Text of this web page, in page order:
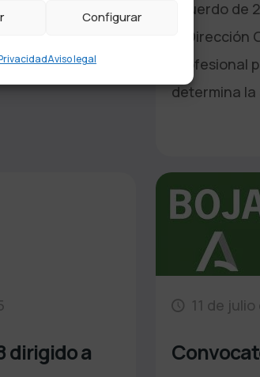
Configurar
Aviso legal
Acuerdo de
la Dirección
Profesional
determina la
dirigido a
11 de